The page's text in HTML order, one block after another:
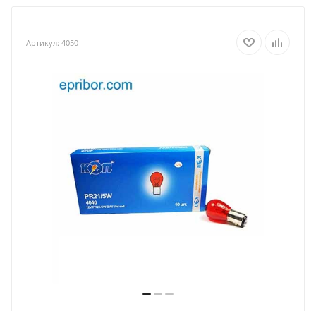
Артикул: 4050